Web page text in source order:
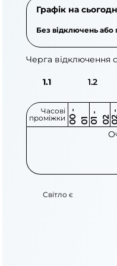
Графік на
Без відключень або
Черга відключення
1.1 1.2
Часові
проміжки 0
0
-
0 1 0
1
-
0 2 0
-
0
Світло є